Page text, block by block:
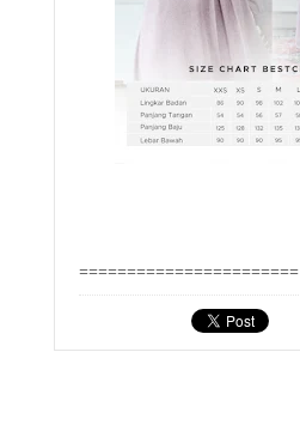
=======================